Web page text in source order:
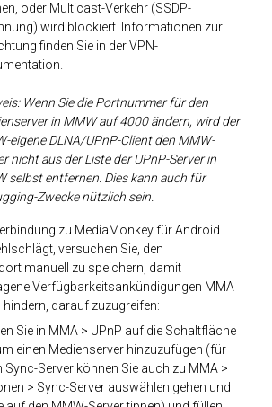
oder Multicast-Verkehr (SSDP-
wird blockiert. Informationen zur
finden Sie in der VPN-
Wenn Sie die Portnummer für den
in MMW auf 4000 ändern, wird der
eigene DLNA/UPnP-Client den MMW-
nicht aus der Liste der UPnP-Server in
selbst entfernen. Dies kann auch für
Zwecke nützlich sein.
zu MediaMonkey für Android
versuchen Sie, den
manuell zu speichern, damit
Verfügbarkeitsankündigungen MMA
darauf zuzugreifen:
Sie in MMA > UPnP auf die Schaltfläche
einen Medienserver hinzuzufügen (für
Sync-Server können Sie auch zu MMA >
> Sync-Server auswählen gehen und